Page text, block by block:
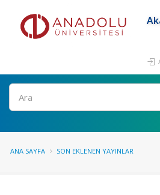
Ara
ANA SAYFA SON EKLENEN YAYINLAR